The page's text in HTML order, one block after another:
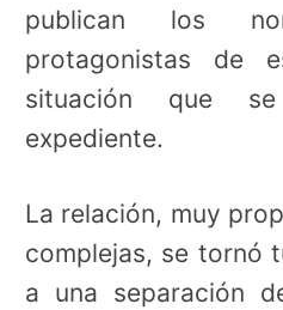
publican los
protagonistas de
situación que
expediente.
La relación, muy
complejas, se tornó
a una separación